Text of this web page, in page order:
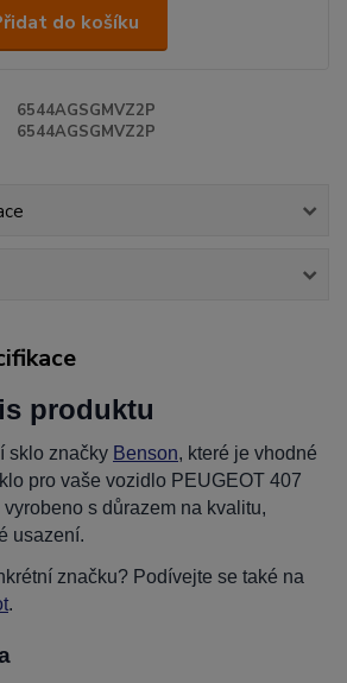
do košíku
6544AGSGMVZ2P
6544AGSGMVZ2P
produktu
sklo značky Benson, které je vhodné
pro vaše vozidlo PEUGEOT 407
s důrazem na kvalitu,
usazení.
značku? Podívejte se také na
.